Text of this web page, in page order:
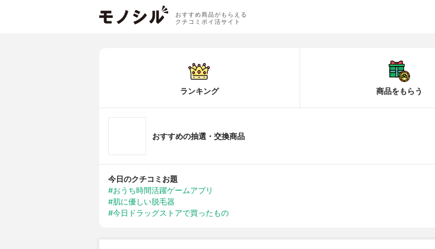
おすすめ商品がもらえる
クチコミポイ活サイト
ランキング 商品をもらう
おすすめの抽選・交換商品
今日のクチコミお題
#おうち時間活躍ゲームアプリ
#肌に優しい脱毛器
#今日ドラッグストアで買ったもの